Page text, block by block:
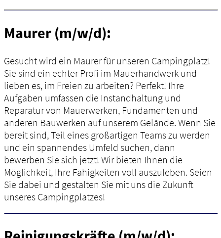
Maurer (m/w/d):
Gesucht wird ein Maurer für unseren Campingplatz!
Sie sind ein echter Profi im Mauerhandwerk und
lieben es, im Freien zu arbeiten? Perfekt! Ihre
Aufgaben umfassen die Instandhaltung und
Reparatur von Mauerwerken, Fundamenten und
anderen Bauwerken auf unserem Gelände. Wenn Sie
bereit sind, Teil eines großartigen Teams zu werden
und ein spannendes Umfeld suchen, dann
bewerben Sie sich jetzt! Wir bieten Ihnen die
Möglichkeit, Ihre Fähigkeiten voll auszuleben. Seien
Sie dabei und gestalten Sie mit uns die Zukunft
unseres Campingplatzes!